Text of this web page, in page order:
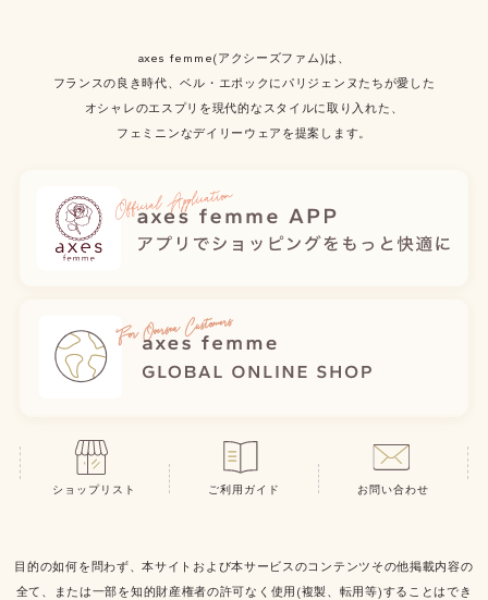
axes femme(アクシーズファム)は、
フランスの良き時代、ベル・エポックにパリジェンヌたちが愛した
オシャレのエスプリを現代的なスタイルに取り入れた、
フェミニンなデイリーウェアを提案します。
ショップリスト ご利用ガイド お問い合わせ
目的の如何を問わず、本サイトおよび本サービスのコンテンツその他掲載内容の
全て、または一部を知的財産権者の許可なく使用(複製、転用等)することはでき